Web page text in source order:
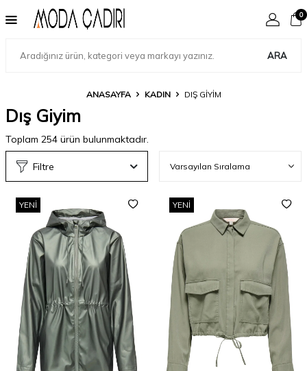
ARA
0
ANASAYFA KADIN DIŞ GIYIM
Dış Giyim
Toplam 254 ürün bulunmaktadır.
Filtre
YENI YENI